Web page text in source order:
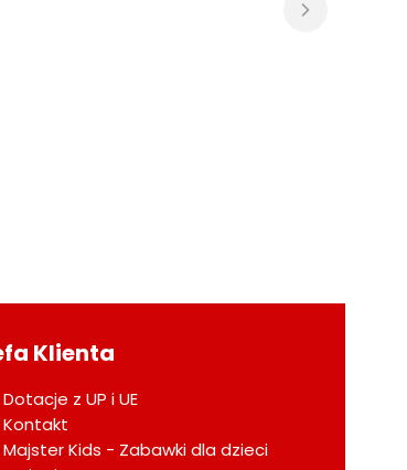
Klienta
Dotacje z UP i UE
Kontakt
Majster Kids - Zabawki dla dzieci